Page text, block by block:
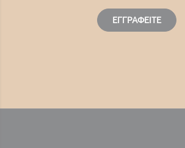
ΕΓΓΡΑΦΕΊΤΕ